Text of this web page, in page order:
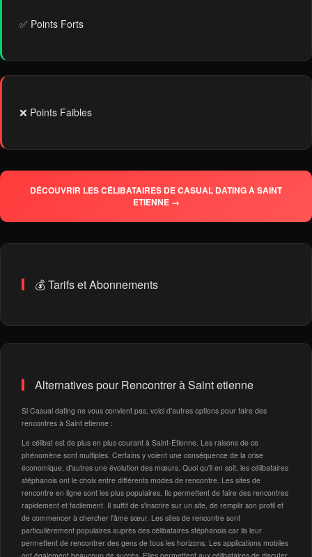
✅ Points Forts
❌ Points Faibles
DÉCOUVRIR LES CÉLIBATAIRES DE CASUAL DATING À SAINT
ETIENNE →
💰 Tarifs et Abonnements
Alternatives pour Rencontrer à Saint etienne
Si Casual dating ne vous convient pas, voici d'autres options pour faire des
rencontres à Saint etienne :
Le célibat est de plus en plus courant à Saint-Étienne. Les raisons de ce
phénomène sont multiples. Certains y voient une conséquence de la crise
économique, d'autres une évolution des mœurs. Quoi qu'il en soit, les célibataires
stéphanois ont le choix entre différents modes de rencontre. Les sites de
rencontre en ligne sont les plus populaires. Ils permettent de faire des rencontres
rapidement et facilement. Il suffit de s'inscrire sur un site, de remplir son profil et
de commencer à chercher l'âme sœur. Les sites de rencontre sont
particulièrement populaires auprès des célibataires stéphanois car ils leur
permettent de rencontrer des gens de tous les horizons. Les applications mobiles